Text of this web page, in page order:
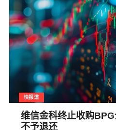
快报道
维信金科终止收购
不予退还